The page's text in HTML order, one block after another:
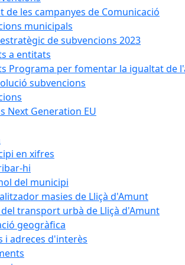
de les campanyes de Comunicació
municipals
de subvencions 2023
a entitats
Programa per fomentar la igualtat de
subvencions
Next Generation EU
en xifres
hi
del municipi
masies de Lliçà d'Amunt
transport urbà de Lliçà d'Amunt
geogràfica
i adreces d'interès